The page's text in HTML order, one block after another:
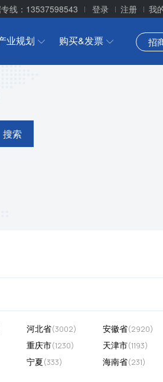
线：13537598543 登录 注册 我
业规划 购买&发票 招
搜索
河北省(3002) 安徽省(2920)
重庆市(1230) 天津市(1193)
宁夏(333) 海南省(231)